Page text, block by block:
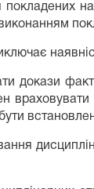
покладених на
докази